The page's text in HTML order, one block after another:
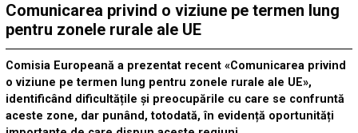
Comunicarea privind o viziune pe termen lung
pentru zonele rurale ale UE
Comisia Europeană a prezentat recent «Comunicarea privind
o viziune pe termen lung pentru zonele rurale ale UE»,
identificând dificultățile și preocupările cu care se confruntă
aceste zone, dar punând, totodată, în evidență oportunități